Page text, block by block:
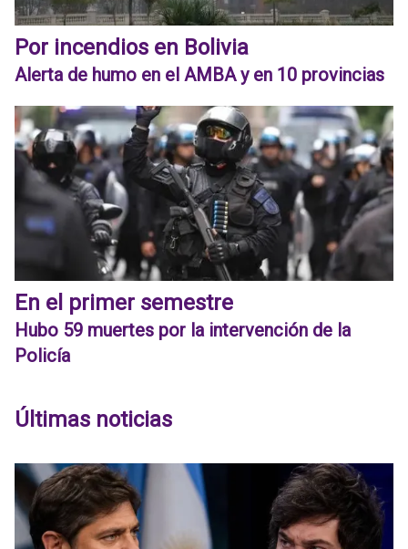
Por incendios en Bolivia
Alerta de humo en el AMBA y en 10 provincias
En el primer semestre
Hubo 59 muertes por la intervención de la
Policía
Últimas noticias